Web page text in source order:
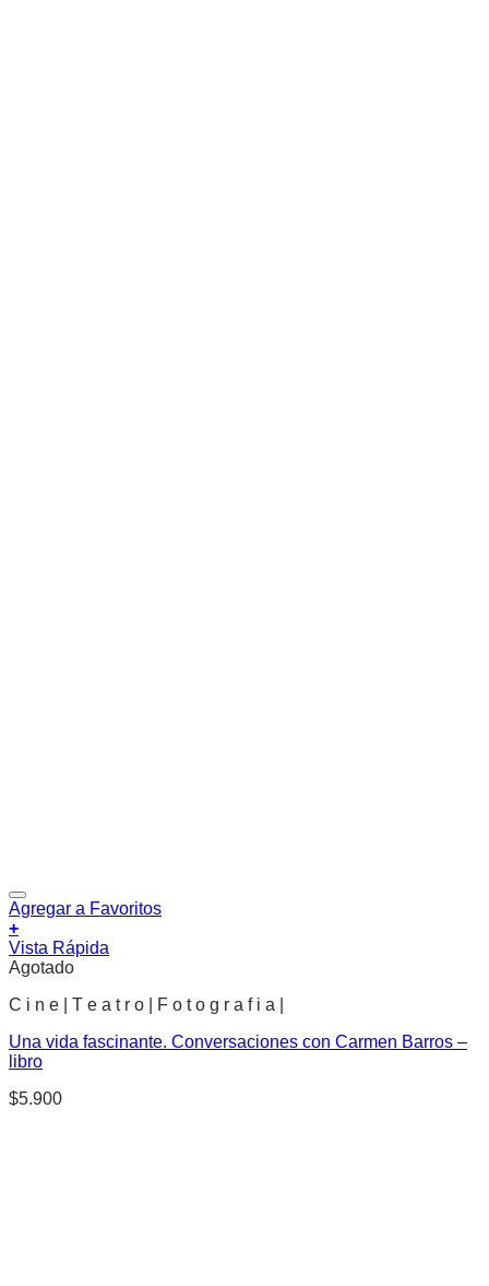
Agregar a Favoritos
+
Vista Rápida
Agotado
C i n e | T e a t r o | F o t o g r a f i a |
Una vida fascinante. Conversaciones con Carmen Barros –
libro
$5.900